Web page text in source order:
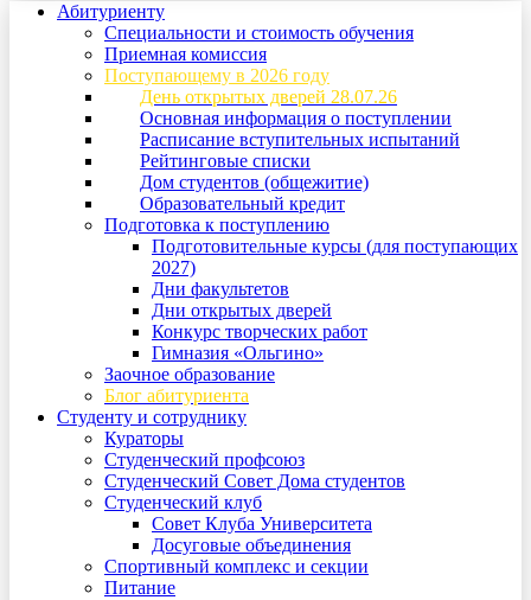
Абитуриенту
Специальности и стоимость обучения
Приемная комиссия
Поступающему в 2026 году
День открытых дверей 28.07.26
Основная информация о поступлении
Расписание вступительных испытаний
Рейтинговые списки
Дом студентов (общежитие)
Образовательный кредит
Подготовка к поступлению
Подготовительные курсы (для поступающих
2027)
Дни факультетов
Дни открытых дверей
Конкурс творческих работ
Гимназия «Ольгино»
Заочное образование
Блог абитуриента
Студенту и сотруднику
Кураторы
Студенческий профсоюз
Студенческий Совет Дома студентов
Студенческий клуб
Совет Клуба Университета
Досуговые объединения
Спортивный комплекс и секции
Питание